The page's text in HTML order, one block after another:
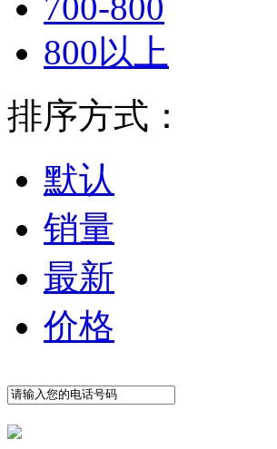
800以上
排序方式：
默认
销量
最新
价格